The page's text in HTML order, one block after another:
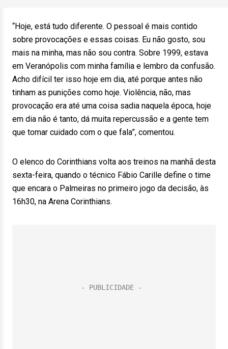
“Hoje, está tudo diferente. O pessoal é mais contido
sobre provocações e essas coisas. Eu não gosto, sou
mais na minha, mas não sou contra. Sobre 1999, estava
em Veranópolis com minha família e lembro da confusão.
Acho difícil ter isso hoje em dia, até porque antes não
tinham as punições como hoje. Violência, não, mas
provocação era até uma coisa sadia naquela época, hoje
em dia não é tanto, dá muita repercussão e a gente tem
que tomar cuidado com o que fala”, comentou.
O elenco do Corinthians volta aos treinos na manhã desta
sexta-feira, quando o técnico Fábio Carille define o time
que encara o Palmeiras no primeiro jogo da decisão, às
16h30, na Arena Corinthians.